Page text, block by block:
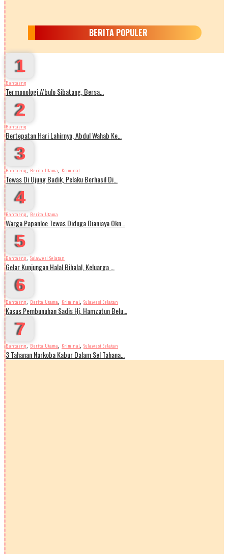
BERITA POPULER
1
Bantaeng
Termonologi A’bulo Sibatang, Bersa…
2
Bantaeng
Bertepatan Hari Lahirnya, Abdul Wahab Ke…
3
Bantaeng, Berita Utama, Kriminal
Tewas Di Ujung Badik, Pelaku Berhasil Di…
4
Bantaeng, Berita Utama
Warga Papanloe Tewas Diduga Dianiaya Okn…
5
Bantaeng, Sulawesi Selatan
Gelar Kunjungan Halal Bihalal, Keluarga …
6
Bantaeng, Berita Utama, Kriminal, Sulawesi Selatan
Kasus Pembunuhan Sadis Hj. Hamzatun Belu…
7
Bantaeng, Berita Utama, Kriminal, Sulawesi Selatan
3 Tahanan Narkoba Kabur Dalam Sel Tahana…